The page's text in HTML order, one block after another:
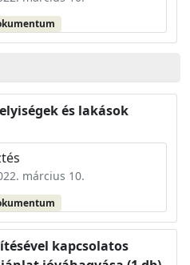
és lakások
március 10.
kapcsolatos